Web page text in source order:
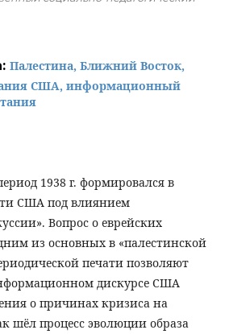
Палестина, Ближний Восток,
США, информационный
1938 г. формировался в
США под влиянием
Вопрос о еврейских
из основных в «палестинской
печати позволяют
дискурсе США
о причинах кризиса на
шёл процесс эволюции образа